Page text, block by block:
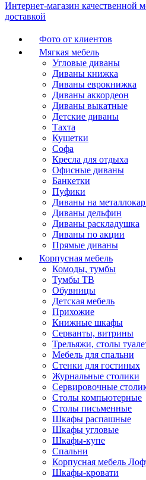
Интернет-магазин качественной
доставкой
Фото от клиентов
Мягкая мебель
Угловые диваны
Диваны книжка
Диваны еврокнижка
Диваны аккордеон
Диваны выкатные
Детские диваны
Тахта
Кушетки
Софа
Кресла для отдыха
Офисные диваны
Банкетки
Пуфики
Диваны на
Диваны дельфин
Диваны раскладушка
Диваны по акции
Прямые диваны
Корпусная мебель
Комоды, тумбы
Тумбы ТВ
Обувницы
Детская мебель
Прихожие
Книжные шкафы
Серванты, витрины
Трельяжи, столы
Мебель для спальни
Стенки для гостиных
Журнальные столики
Сервировочные
Столы компьютерные
Столы письменные
Шкафы распашные
Шкафы угловые
Шкафы-купе
Спальни
Корпусная мебель
Шкафы-кровати